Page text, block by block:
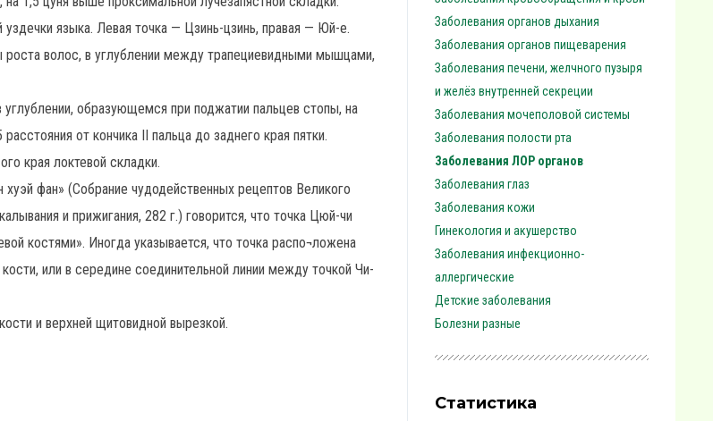
языка. Левая точка — Цзинь-цзинь, правая — Юй-е.
роста волос, в углублении между трапециевидными мышцами,
образующемся при поджатии пальцев стопы, на
от кончика II пальца до заднего края пятки.
края локтевой складки.
фан» (Собрание чудодейственных рецептов Великого
и прижигания, 282 г.) говорится, что точка Цюй-чи
костями». Иногда указывается, что точка распо¬ложена
или в середине соединительной линии между точкой Чи-
и верхней щитовидной вырезкой.
Заболевания органов дыхания
Заболевания органов пищеварения
Заболевания печени, желчного пузыря
и желёз внутренней секреции
Заболевания мочеполовой системы
Заболевания полости рта
Заболевания ЛОР органов
Заболевания глаз
Заболевания кожи
Гинекология и акушерство
Заболевания инфекционно-
аллергические
Детские заболевания
Болезни разные
Статистика